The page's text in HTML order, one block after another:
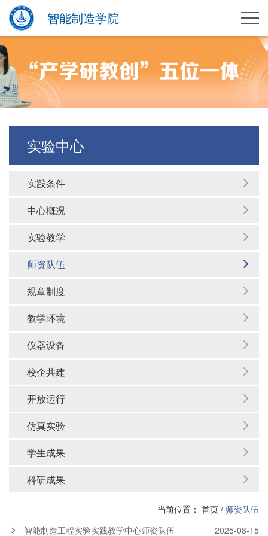
智能制造学院
实验中心
实践条件
中心概况
实验教学
师资队伍
规章制度
教学环境
仪器设备
校企共建
开放运行
仿真实验
学生成果
科研成果
当前位置： 首页 / 师资队伍
智能制造工程实验实践教学中心师资队伍
2025-08-15